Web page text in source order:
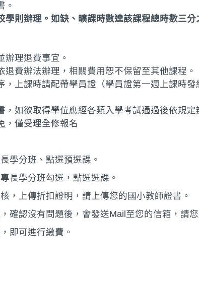
。
學則辦理。如缺、曠課時數達該課程總時數三
辦理退費事宜。
費辦法辦理，相關費用恕不保留至其他課程。
上課時請配帶學員證（學員證第一週上課時
，如欲取得學位應經各類入學考試通過後依規定
，僅受理全修報名
學分班、點選預選課。
長學分班勾選，點選選課。
，上傳折扣證明，請上傳您的國小教師證書。
確認沒有問題後，會發送Mail至您的信箱，請
即可進行繳費。